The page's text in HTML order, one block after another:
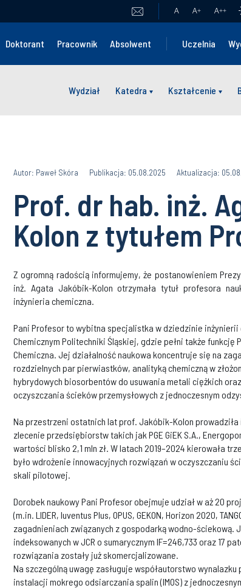
A A+ A++
Doktorant Pracownik Absolwent Uczelnia
Wydział Katedra Kształcenie
Autor: Paweł Skóra Publikacja: 05.08.2025 Aktualizacja:
Prof. dr hab. inż.
Kolon z tytułem
Z ogromną radością informujemy, że postanowieniem
inż. Agata Jakóbik-Kolon otrzymała tytuł profesora
inżynieria chemiczna.
Pani Profesor to wybitna specjalistka w dziedzinie inżynierii
Chemicznym Politechniki Śląskiej, gdzie pełni także funkcję
Chemiczna. Jej działalność naukowa koncentruje się na
rozdzielnych par pierwiastków, analityką chemiczną w
hybrydowych biosorbentów do usuwania metali ciężkich
oczyszczania ścieków przemysłowych z jednoczesnym
Na przestrzeni ostatnich lat prof. Jakóbik-Kolon
zlecenie przedsiębiorstw takich jak PGE GiEK S.A.,
wartości blisko 2,1 mln zł. W latach 2019–2024 kierowała
było wdrożenie innowacyjnych rozwiązań w oczyszczaniu
skali pilotowej.
Dorobek naukowy Pani Profesor obejmuje udział w aż 20
(m.in. LIDER, Iuventus Plus, OPUS, GEKON, Horizon 2020,
zagadnieniach związanych z gospodarką wodno-ściekową.
indeksowanych w JCR o sumarycznym IF=246,733 oraz 17
rozwiązania zostały już skomercjalizowane.
Na szczególną uwagę zasługuje współautorstwo
instalacji mokrego odsiarczania spalin (IMOS) z